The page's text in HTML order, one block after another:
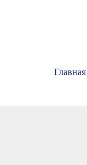
Главная